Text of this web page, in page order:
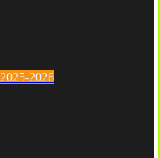
2025-2026